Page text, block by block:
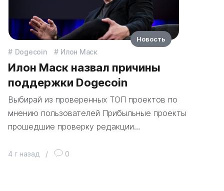
Dogecoin Илон Маск
Илон Маск назвал причины
поддержки Dogecoin
Выбирай из проверенных ТОП проектов по
мнению пользователей Прибыльные проекты
прошедшие проверку редакции…
4 г назад / 0
Новость